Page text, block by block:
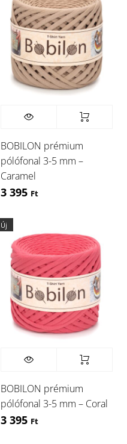
BOBILON prémium
pólófonal 3-5 mm –
Caramel
3 395 Ft
Új
BOBILON prémium
pólófonal 3-5 mm – Coral
3 395 Ft